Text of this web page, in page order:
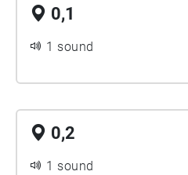
0,1
1 sound
0,2
1 sound